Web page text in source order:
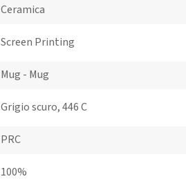
Ceramica
Screen Printing
Mug - Mug
Grigio scuro, 446 C
PRC
100%